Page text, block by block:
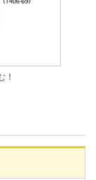
！